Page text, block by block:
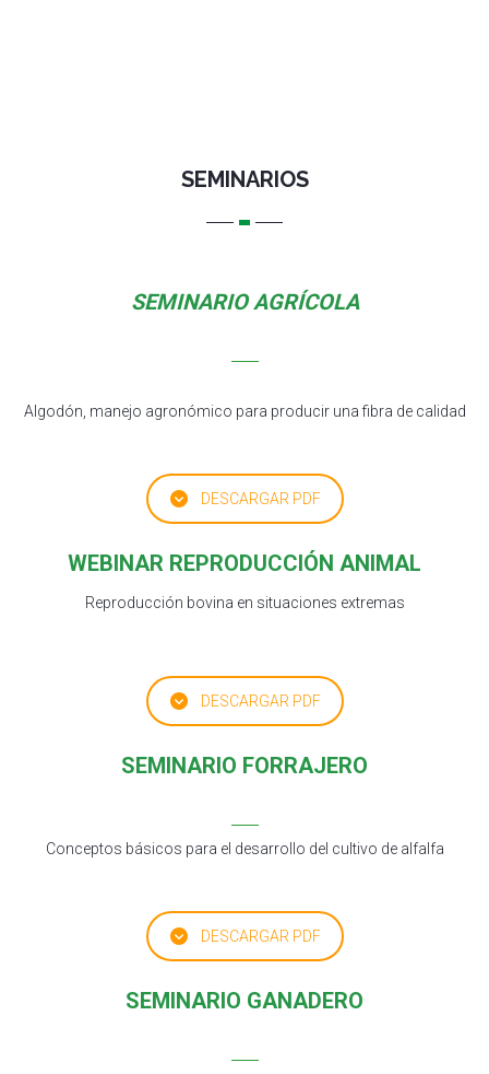
SEMINARIOS
SEMINARIO AGRÍCOLA
Algodón, manejo agronómico para producir una fibra de calidad
DESCARGAR PDF
WEBINAR REPRODUCCIÓN ANIMAL
Reproducción bovina en situaciones extremas
DESCARGAR PDF
SEMINARIO FORRAJERO
Conceptos básicos para el desarrollo del cultivo de alfalfa
DESCARGAR PDF
SEMINARIO GANADERO